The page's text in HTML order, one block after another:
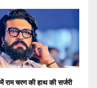
राम चरण की हाथ की सर्जरी